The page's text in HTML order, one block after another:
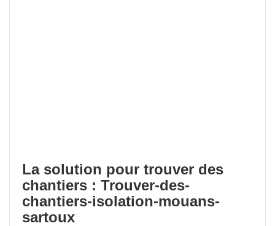
La solution pour trouver des
chantiers : Trouver-des-
chantiers-isolation-mouans-
sartoux